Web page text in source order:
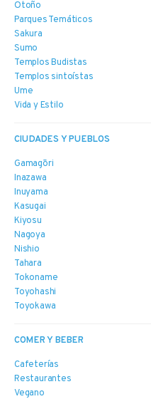
Otoño
Parques Temáticos
Sakura
Sumo
Templos Budistas
Templos sintoístas
Ume
Vida y Estilo
CIUDADES Y PUEBLOS
Gamagōri
Inazawa
Inuyama
Kasugai
Kiyosu
Nagoya
Nishio
Tahara
Tokoname
Toyohashi
Toyokawa
COMER Y BEBER
Cafeterías
Restaurantes
Vegano